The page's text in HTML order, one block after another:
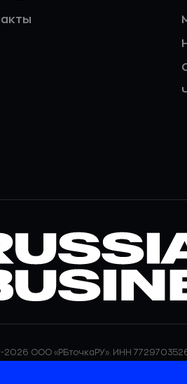
2026 ООО «РБточкаРУ». ИНН